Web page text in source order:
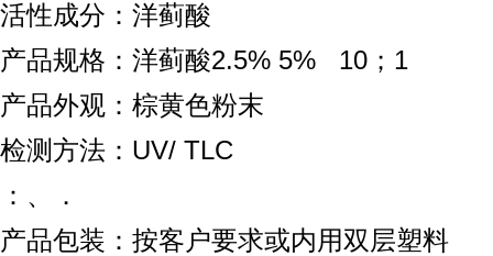
活性成分：洋蓟酸
产品规格：洋蓟酸2.5% 5% 10 ； 1
产品外观：棕黄色粉末
检测方法： UV/ TLC
：、．
产品包装：按客户要求或内用双层塑料